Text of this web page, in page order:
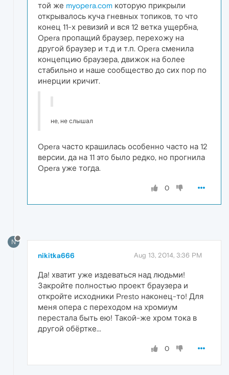
той же myopera.com которую прикрыли
открывалось куча гневных топиков, то что
конец 11-х ревизий и вся 12 ветка ущербна,
Opera пропащий браузер, перехожу на
другой браузер и т.д и т.п. Opera сменила
концепцию браузера, движок на более
стабильно и наше сообщество до сих пор по
инерции кричит.
не, не слышал
Opera часто крашилась особенно часто на 12
версии, да на 11 это было редко, но прогнила
Opera уже тогда.
0
N
nikitka666 Aug 13, 2014, 3:36 PM
Да! хватит уже издеваться над людьми!
Закройте полностью проект браузера и
откройте исходники Presto наконец-то! Для
меня опера с переходом на хромиум
перестала быть ею! Такой-же хром тока в
другой обёртке...
0